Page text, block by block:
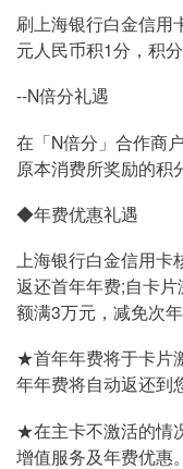
刷上海银行白金信用
元人民币积1分，积
--N倍分礼遇
在「N倍分」合作商
原本消费所奖励的积
◆年费优惠礼遇
上海银行白金信用
返还首年年费;自卡
额满3万元，减免次年
★首年年费将于卡片
年年费将自动返还到
★在主卡不激活的情
增值服务及年费优惠。